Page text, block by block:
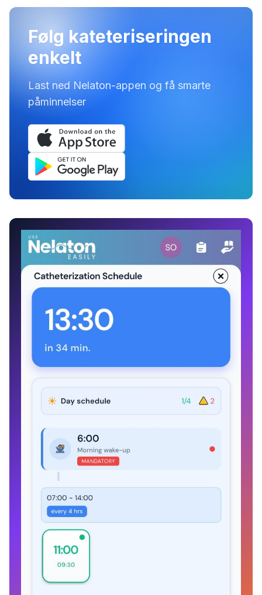
Følg kateteriseringen
enkelt
Last ned Nelaton-appen og få smarte
påminnelser